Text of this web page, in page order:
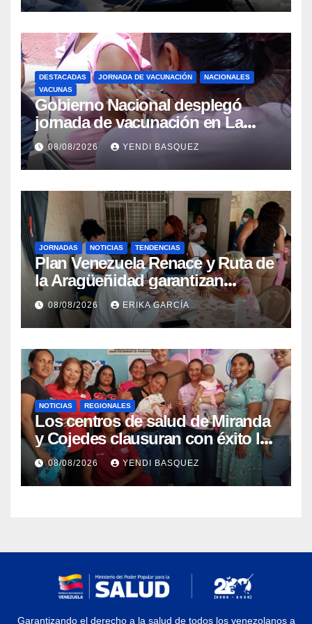
DESTACADAS JORNADA DE VACUNACIÓN
NACIONALES
VACUNAS
Gobierno Nacional desplegó
jornada de vacunación en La
Guaira para garantizar protección
epidemiológica
08/08/2026 YENDI BASQUEZ
JORNADAS NOTICIAS TENDENCIAS
Plan Venezuela Renace y Ruta de
la Aragüeñidad garantizan
atención médica integral en
Aragua
08/08/2026 ERIKA GARCÍA
NOTICIAS REGIONALES
Los centros de salud de Miranda
y Cojedes clausuran con éxito la
Semana Mundial de la Lactancia
Materna
08/08/2026 YENDI BASQUEZ
Garantizando el derecho a la salud de todos los venezolanos a